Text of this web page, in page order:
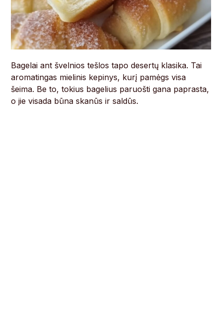
Bagelai ant švelnios tešlos tapo desertų klasika. Tai
aromatingas mielinis kepinys, kurį pamėgs visa
šeima. Be to, tokius bagelius paruošti gana paprasta,
o jie visada būna skanūs ir saldūs.